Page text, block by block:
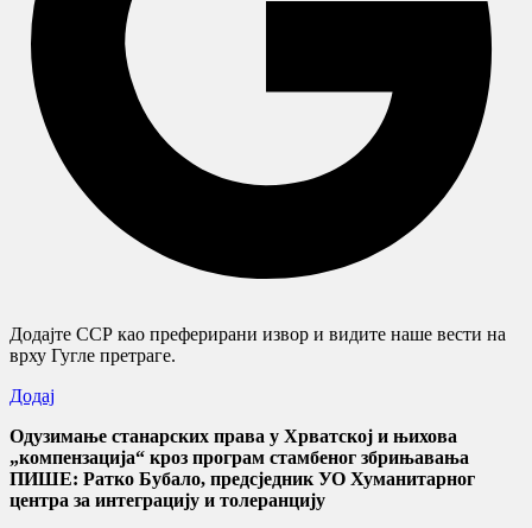
Додајте ССР као преферирани извор и видите наше вести на
врху Гугле претраге.
Додај
Одузимање станарских права у Хрватској и њихова
„компензација“ кроз програм стамбеног збрињавања
ПИШЕ: Ратко Бубало, предсједник УО Хуманитарног
центра за интеграцију и толеранцију